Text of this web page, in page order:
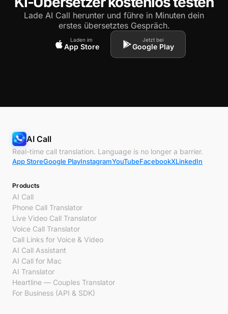
Lade AI Call herunter und führe in Minuten dein
erstes übersetztes Gespräch.
Laden im
App Store
Jetzt bei
Google Play
AI Call
Real-time call translation. Language is no longer a barrier.
App StoreGoogle PlayInstagramYouTubeFacebookXLinkedIn
Products
AI Call
Phone Call Translator
Live Video Call Translator
Voice Call Translator
Call Links for Voice & Video
AI Call Assistant
AI Call for Mac
AI Translator
Heartline — Couples Translator
For Business (API & SDK)